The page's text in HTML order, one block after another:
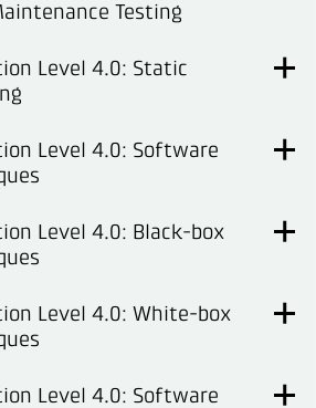
Testing
Level 4.0: Static
Level 4.0: Software
Level 4.0: Black-box
Level 4.0: White-box
Level 4.0: Software